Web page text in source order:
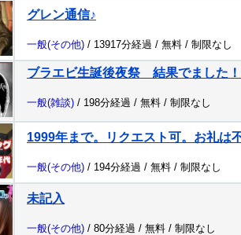
グレン通信♪
一般(その他) / 13917分経過 / 無料 / 制限なし
ブラエビ生誕後夜祭 結果でました
一般(雑談) / 198分経過 / 無料 / 制限なし
1999年まで。リクエスト可。お礼は
一般(その他) / 194分経過 / 無料 / 制限なし
未記入
一般(その他) / 80分経過 / 無料 / 制限なし